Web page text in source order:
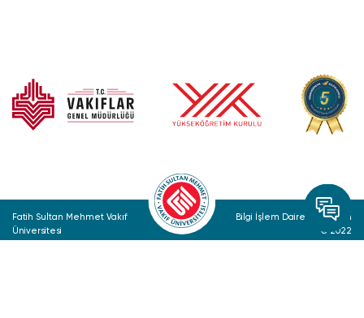
Fatih Sultan Mehmet Vakıf
Üniversitesi
Bilgi İşlem Daire Başkanlığı
© 2022